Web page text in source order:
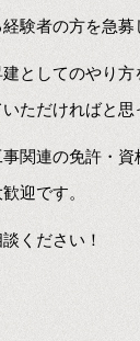
験者の方を急募
としてのやり
ただければと思
関連の免許・
迎です。
ください！